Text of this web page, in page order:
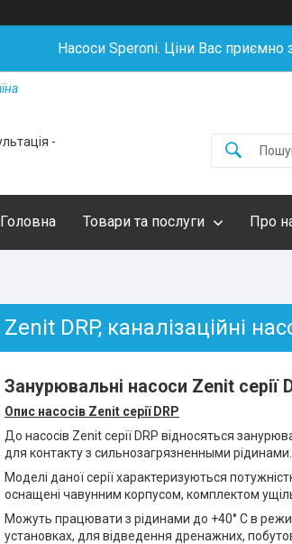
Насоси Speroni. Ціни Вас приємно
-
Головна Товари та послуги Про
Zenit DRP, каналізаційні
Занурювальні насоси Zenit серії
Опис насосів Zenit серії DRP
До насосів Zenitсерії DRP відносяться
для контакту з сильнозагрязненными рідинами.
Моделі даної серії характеризуються
оснащені чавунним корпусом, комплектом
Можуть працювати з рідинами до +40° С в
установках, для відведення дренажних,